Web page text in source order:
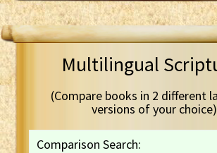
Multilingual
(Compare books in 2 different
versions of your choice)
Comparison Search: